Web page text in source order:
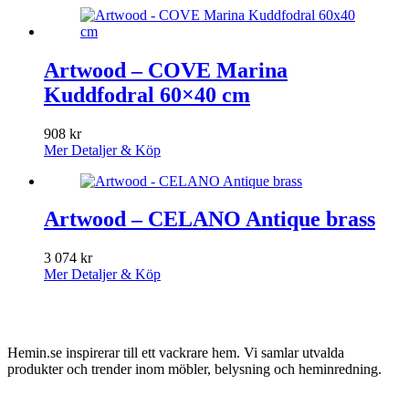
Artwood – COVE Marina
Kuddfodral 60×40 cm
908 kr
Mer Detaljer & Köp
Artwood – CELANO Antique brass
3 074 kr
Mer Detaljer & Köp
Hemin.se inspirerar till ett vackrare hem. Vi samlar utvalda
produkter och trender inom möbler, belysning och heminredning.